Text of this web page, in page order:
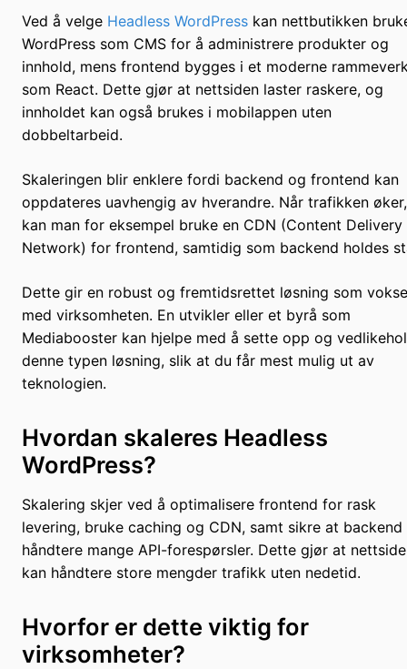
Ved å velge Headless WordPress kan nettbutikken
WordPress som CMS for å administrere produkter og
innhold, mens frontend bygges i et moderne
som React. Dette gjør at nettsiden laster raskere, og
innholdet kan også brukes i mobilappen uten
dobbeltarbeid.
Skaleringen blir enklere fordi backend og frontend kan
oppdateres uavhengig av hverandre. Når trafikken øker,
kan man for eksempel bruke en CDN (Content Delivery
Network) for frontend, samtidig som backend holdes
Dette gir en robust og fremtidsrettet løsning som
med virksomheten. En utvikler eller et byrå som
Mediabooster kan hjelpe med å sette opp og
denne typen løsning, slik at du får mest mulig ut av
teknologien.
Hvordan skaleres Headless
WordPress?
Skalering skjer ved å optimalisere frontend for rask
levering, bruke caching og CDN, samt sikre at backend
håndtere mange API-forespørsler. Dette gjør at
kan håndtere store mengder trafikk uten nedetid.
Hvorfor er dette viktig for
virksomheter?